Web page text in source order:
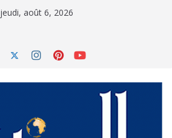
jeudi, août 6, 2026